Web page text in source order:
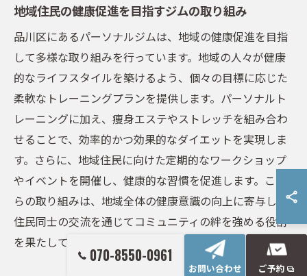
地域住民の健康促進を目指すジムの取り組み
品川区にあるパーソナルジムは、地域の健康促進を目指
して多様な取り組みを行っています。地域の人々が健康
的なライフスタイルを築けるよう、個々の目標に応じた
柔軟なトレーニングプランを提供します。パーソナルト
レーニングに加え、痩身エステやストレッチを組み合わ
せることで、効率的かつ効果的なダイエットを実現しま
す。さらに、地域住民に向けた定期的なワークショップ
やイベントを開催し、健康的な習慣を促進します。これ
らの取り組みは、地域全体の健康意識の向上に寄与し、
住民同士の交流を通じてコミュニティの絆を強める役割
を果たしています。
070-8550-0961
お問い合わせ ご予約